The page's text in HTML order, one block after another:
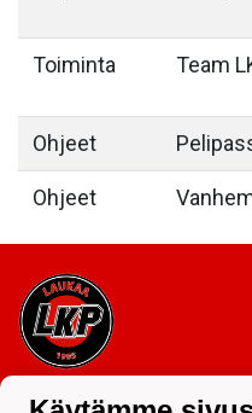
Toiminta
Team
Ohjeet
Ohjeet
Tietosuojaseloste